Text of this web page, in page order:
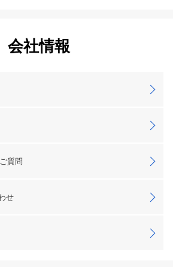
会社情報
質問
せ